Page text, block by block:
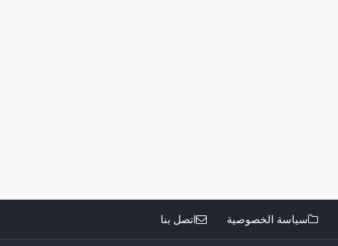
سياسة الخصوصية اتصل بنا